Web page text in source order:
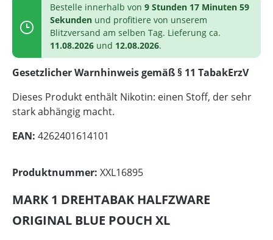
Bestelle innerhalb von 9 Stunden 17 Minuten 59
Sekunden und profitiere von unserem
Blitzversand am selben Tag. Lieferung ca.
11.08.2026 und 12.08.2026.
Gesetzlicher Warnhinweis gemäß § 11 TabakErzV
Dieses Produkt enthält Nikotin: einen Stoff, der sehr
stark abhängig macht.
EAN: 4262401614101
Produktnummer: XXL16895
MARK 1 DREHTABAK HALFZWARE
ORIGINAL BLUE POUCH XL